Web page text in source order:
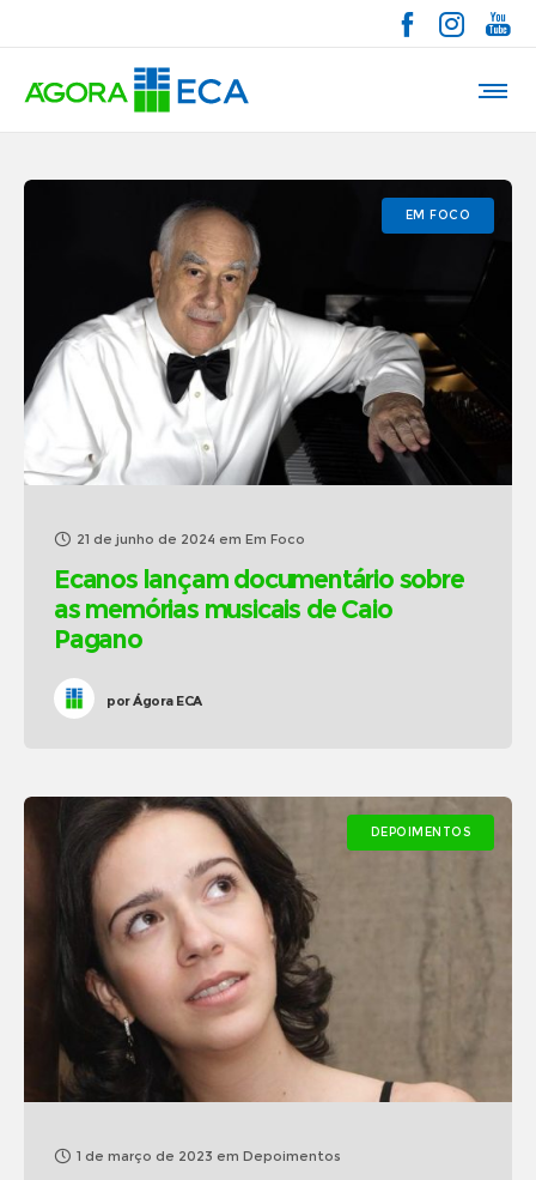
EM FOCO
21 de junho de 2024 em Em Foco
Ecanos lançam documentário sobre
as memórias musicais de Caio
Pagano
porÁgora ECA
DEPOIMENTOS
1 de março de 2023 em Depoimentos